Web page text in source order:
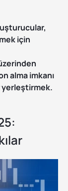
için
alma imkanı
yerleştirmek.